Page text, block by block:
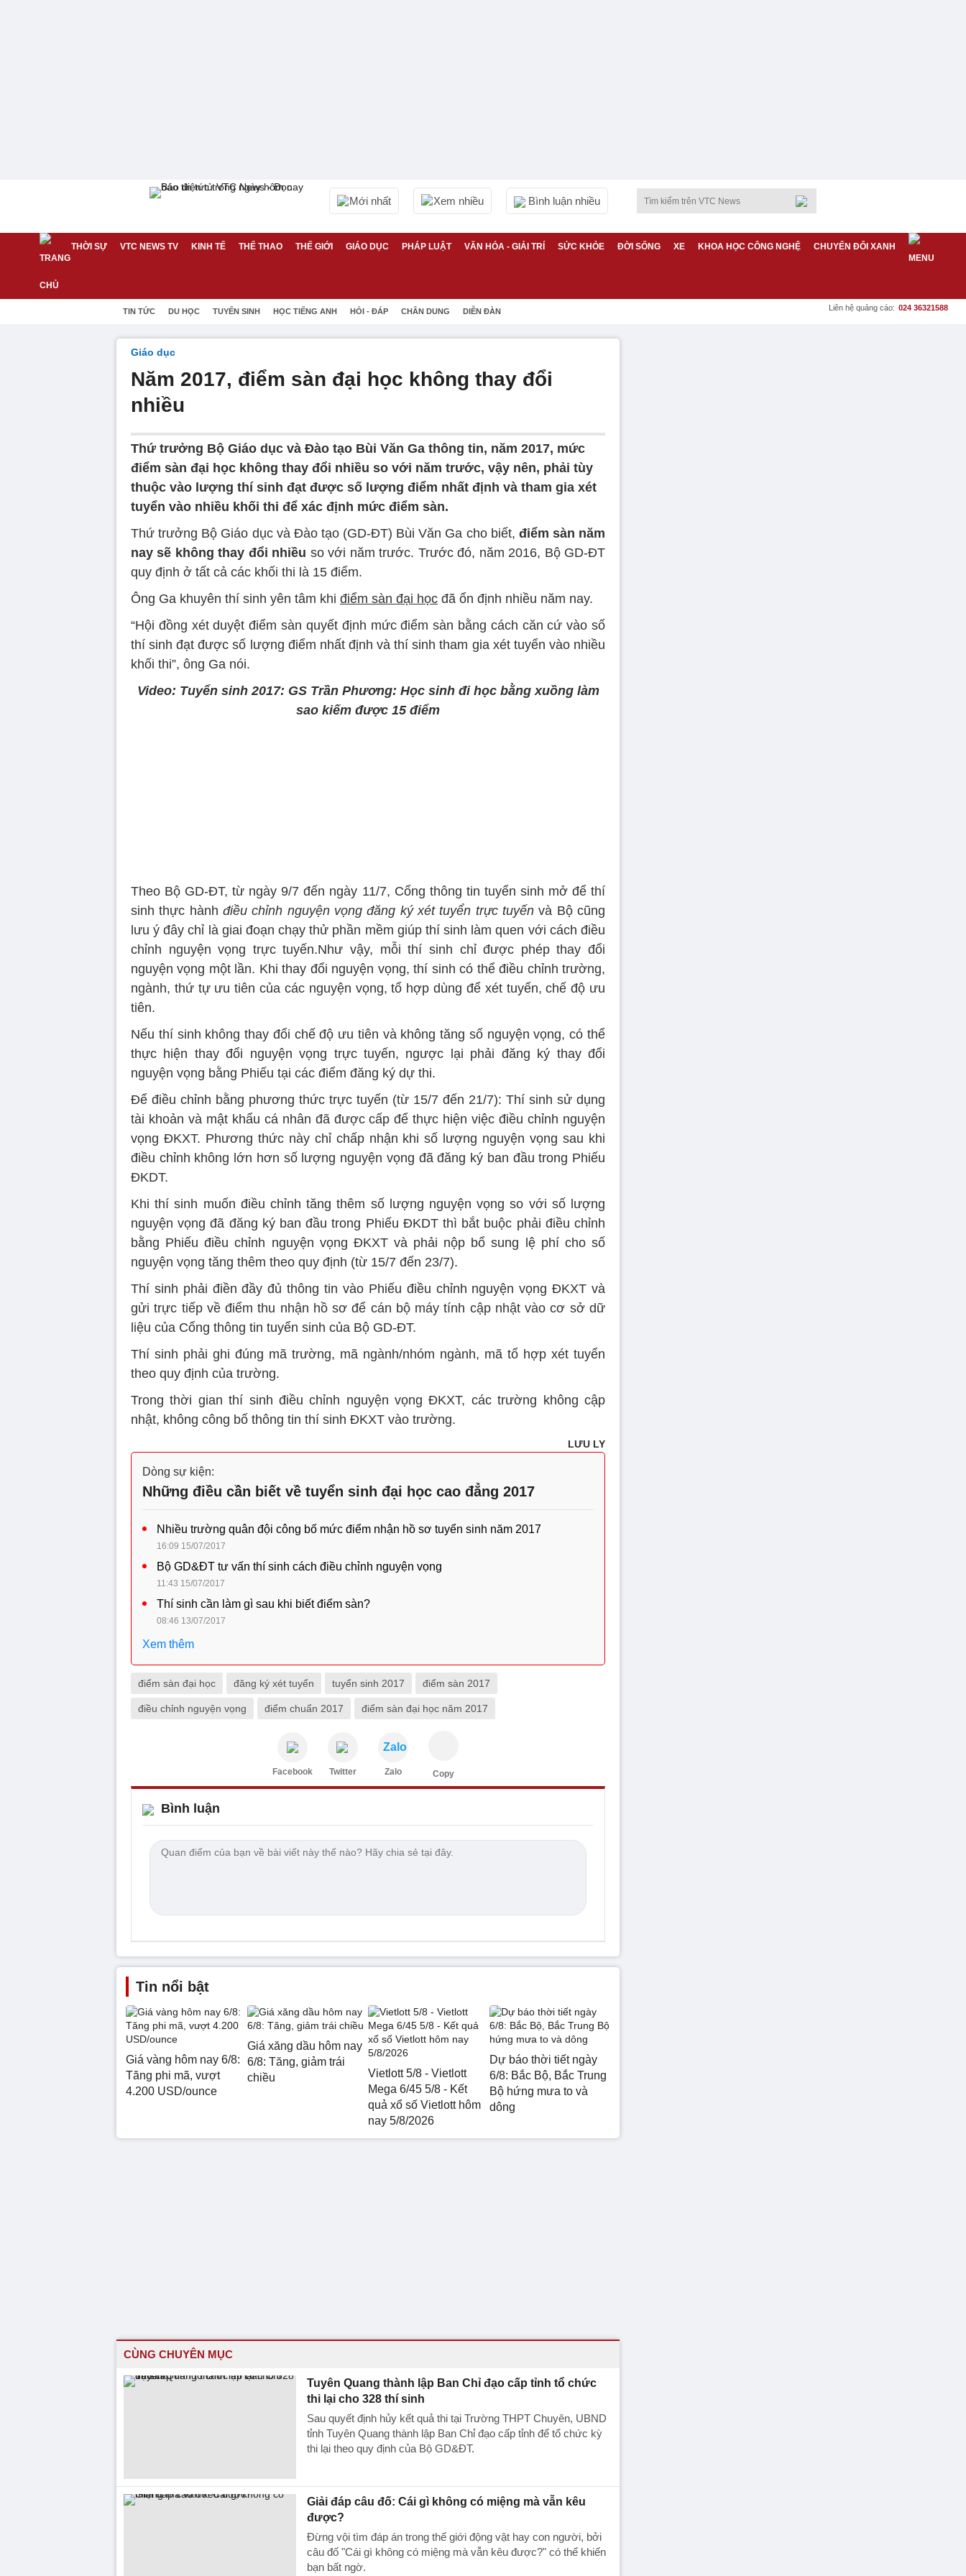
Mới nhất Xem nhiều Bình luận nhiều
THỜI SỰ VTC NEWS TV KINH TẾ THỂ THAO THẾ GIỚI GIÁO DỤC PHÁP LUẬT VĂN HÓA - GIẢI TRÍ SỨC KHỎE ĐỜI SỐNG XE KHOA HỌC CÔNG NGHỆ CHUYỂN ĐỔI XANH
TIN TỨC DU HỌC TUYỂN SINH HỌC TIẾNG ANH HỎI - ĐÁP CHÂN DUNG DIỄN ĐÀN Liên hệ quảng cáo: 024 36321588
Giáo dục
Năm 2017, điểm sàn đại học không thay đổi
nhiều
Thứ trưởng Bộ Giáo dục và Đào tạo Bùi Văn Ga thông tin, năm 2017, mức
điểm sàn đại học không thay đổi nhiều so với năm trước, vậy nên, phải tùy
thuộc vào lượng thí sinh đạt được số lượng điểm nhất định và tham gia xét
tuyển vào nhiều khối thi để xác định mức điểm sàn.
Thứ trưởng Bộ Giáo dục và Đào tạo (GD-ĐT) Bùi Văn Ga cho biết, điểm sàn năm
nay sẽ không thay đổi nhiều so với năm trước. Trước đó, năm 2016, Bộ GD-ĐT
quy định ở tất cả các khối thi là 15 điểm.
Ông Ga khuyên thí sinh yên tâm khi điểm sàn đại học đã ổn định nhiều năm nay.
“Hội đồng xét duyệt điểm sàn quyết định mức điểm sàn bằng cách căn cứ vào số
thí sinh đạt được số lượng điểm nhất định và thí sinh tham gia xét tuyển vào nhiều
khối thi”, ông Ga nói.
Video: Tuyển sinh 2017: GS Trần Phương: Học sinh đi học bằng xuồng làm
sao kiếm được 15 điểm
Theo Bộ GD-ĐT, từ ngày 9/7 đến ngày 11/7, Cổng thông tin tuyển sinh mở để thí
sinh thực hành điều chỉnh nguyện vọng đăng ký xét tuyển trực tuyến và Bộ cũng
lưu ý đây chỉ là giai đoạn chạy thử phần mềm giúp thí sinh làm quen với cách điều
chỉnh nguyện vọng trực tuyến.Như vậy, mỗi thí sinh chỉ được phép thay đổi
nguyện vọng một lần. Khi thay đổi nguyện vọng, thí sinh có thể điều chỉnh trường,
ngành, thứ tự ưu tiên của các nguyện vọng, tổ hợp dùng để xét tuyển, chế độ ưu
tiên.
Nếu thí sinh không thay đổi chế độ ưu tiên và không tăng số nguyện vọng, có thể
thực hiện thay đổi nguyện vọng trực tuyến, ngược lại phải đăng ký thay đổi
nguyện vọng bằng Phiếu tại các điểm đăng ký dự thi.
Để điều chỉnh bằng phương thức trực tuyến (từ 15/7 đến 21/7): Thí sinh sử dụng
tài khoản và mật khẩu cá nhân đã được cấp để thực hiện việc điều chỉnh nguyện
vọng ĐKXT. Phương thức này chỉ chấp nhận khi số lượng nguyện vọng sau khi
điều chỉnh không lớn hơn số lượng nguyện vọng đã đăng ký ban đầu trong Phiếu
ĐKDT.
Khi thí sinh muốn điều chỉnh tăng thêm số lượng nguyện vọng so với số lượng
nguyện vọng đã đăng ký ban đầu trong Phiếu ĐKDT thì bắt buộc phải điều chỉnh
bằng Phiếu điều chỉnh nguyện vọng ĐKXT và phải nộp bổ sung lệ phí cho số
nguyện vọng tăng thêm theo quy định (từ 15/7 đến 23/7).
Thí sinh phải điền đầy đủ thông tin vào Phiếu điều chỉnh nguyện vọng ĐKXT và
gửi trực tiếp về điểm thu nhận hồ sơ để cán bộ máy tính cập nhật vào cơ sở dữ
liệu của Cổng thông tin tuyển sinh của Bộ GD-ĐT.
Thí sinh phải ghi đúng mã trường, mã ngành/nhóm ngành, mã tổ hợp xét tuyển
theo quy định của trường.
Trong thời gian thí sinh điều chỉnh nguyện vọng ĐKXT, các trường không cập
nhật, không công bố thông tin thí sinh ĐKXT vào trường.
LƯU LY
Dòng sự kiện:
Những điều cần biết về tuyển sinh đại học cao đẳng 2017
Nhiều trường quân đội công bố mức điểm nhận hồ sơ tuyển sinh năm 2017
16:09 15/07/2017
Bộ GD&ĐT tư vấn thí sinh cách điều chỉnh nguyện vọng
11:43 15/07/2017
Thí sinh cần làm gì sau khi biết điểm sàn?
08:46 13/07/2017
Xem thêm
điểm sàn đại học đăng ký xét tuyển tuyển sinh 2017 điểm sàn 2017
điều chỉnh nguyện vọng điểm chuẩn 2017 điểm sàn đại học năm 2017
Facebook Twitter
Zalo
Zalo Copy
Bình luận
Tin nổi bật
Giá vàng hôm nay 6/8:
Tăng phi mã, vượt
4.200 USD/ounce
Giá xăng dầu hôm nay
6/8: Tăng, giảm trái
chiều
Vietlott 5/8 - Vietlott
Mega 6/45 5/8 - Kết
quả xổ số Vietlott hôm
nay 5/8/2026
Dự báo thời tiết ngày
6/8: Bắc Bộ, Bắc Trung
Bộ hứng mưa to và
dông
CÙNG CHUYÊN MỤC
Tuyên Quang thành lập Ban Chỉ đạo cấp tỉnh tổ chức
thi lại cho 328 thí sinh
Sau quyết định hủy kết quả thi tại Trường THPT Chuyên, UBND
tỉnh Tuyên Quang thành lập Ban Chỉ đạo cấp tỉnh để tổ chức kỳ
thi lại theo quy định của Bộ GD&ĐT.
Giải đáp câu đố: Cái gì không có miệng mà vẫn kêu
được?
Đừng vội tìm đáp án trong thế giới động vật hay con người, bởi
câu đố "Cái gì không có miệng mà vẫn kêu được?" có thể khiến
bạn bất ngờ.